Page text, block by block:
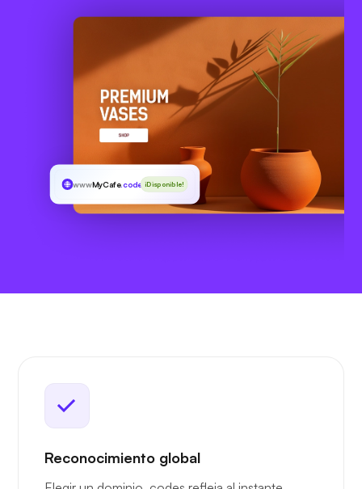
wwwMyCafe.codes¡Disponible!
Reconocimiento global